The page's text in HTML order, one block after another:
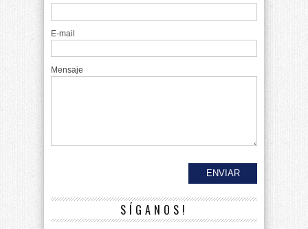
E-mail
Mensaje
SÍGANOS!